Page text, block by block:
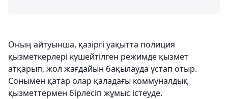
Оның айтуынша, қазіргі уақытта полиция
қызметкерлері күшейтілген режимде қызмет
атқарып, жол жағдайын бақылауда ұстап отыр.
Сонымен қатар олар қаладағы коммуналдық
қызметтермен бірлесіп жұмыс істеуде.